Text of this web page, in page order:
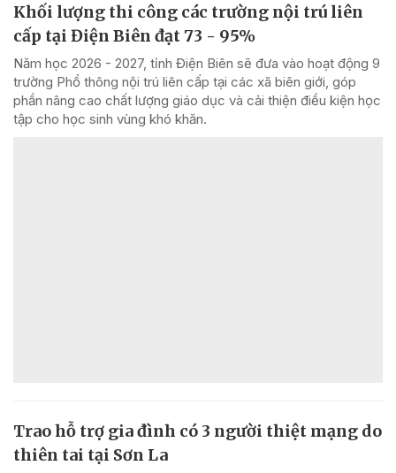
Khối lượng thi công các trường nội trú liên
cấp tại Điện Biên đạt 73 - 95%
Năm học 2026 - 2027, tỉnh Điện Biên sẽ đưa vào hoạt động 9
trường Phổ thông nội trú liên cấp tại các xã biên giới, góp
phần nâng cao chất lượng giáo dục và cải thiện điều kiện học
tập cho học sinh vùng khó khăn.
Trao hỗ trợ gia đình có 3 người thiệt mạng do
thiên tai tại Sơn La